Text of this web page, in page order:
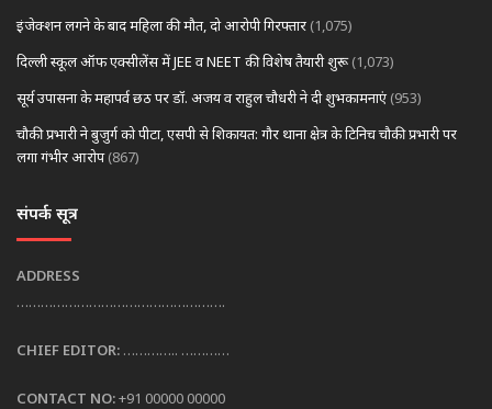
इंजेक्शन लगने के बाद महिला की मौत, दो आरोपी गिरफ्तार (1,075)
दिल्ली स्कूल ऑफ एक्सीलेंस में JEE व NEET की विशेष तैयारी शुरू (1,073)
सूर्य उपासना के महापर्व छठ पर डॉ. अजय व राहुल चौधरी ने दी शुभकामनाएं (953)
चौकी प्रभारी ने बुजुर्ग को पीटा, एसपी से शिकायत: गौर थाना क्षेत्र के टिनिच चौकी प्रभारी पर
लगा गंभीर आरोप (867)
संपर्क सूत्र
ADDRESS
…………………………………………….
CHIEF EDITOR: ………….. …………
CONTACT NO:+91 00000 00000